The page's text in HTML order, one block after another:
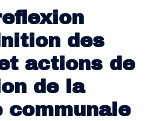
des
actions de
de la
communale